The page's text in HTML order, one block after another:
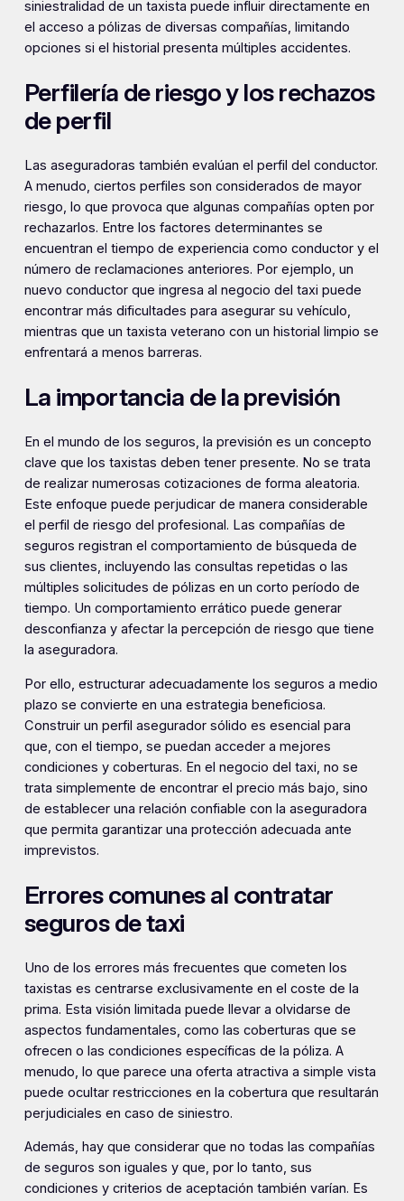
siniestralidad de un taxista puede influir directamente en
el acceso a pólizas de diversas compañías, limitando
opciones si el historial presenta múltiples accidentes.
Perfilería de riesgo y los rechazos
de perfil
Las aseguradoras también evalúan el perfil del conductor.
A menudo, ciertos perfiles son considerados de mayor
riesgo, lo que provoca que algunas compañías opten por
rechazarlos. Entre los factores determinantes se
encuentran el tiempo de experiencia como conductor y el
número de reclamaciones anteriores. Por ejemplo, un
nuevo conductor que ingresa al negocio del taxi puede
encontrar más dificultades para asegurar su vehículo,
mientras que un taxista veterano con un historial limpio se
enfrentará a menos barreras.
La importancia de la previsión
En el mundo de los seguros, la previsión es un concepto
clave que los taxistas deben tener presente. No se trata
de realizar numerosas cotizaciones de forma aleatoria.
Este enfoque puede perjudicar de manera considerable
el perfil de riesgo del profesional. Las compañías de
seguros registran el comportamiento de búsqueda de
sus clientes, incluyendo las consultas repetidas o las
múltiples solicitudes de pólizas en un corto período de
tiempo. Un comportamiento errático puede generar
desconfianza y afectar la percepción de riesgo que tiene
la aseguradora.
Por ello, estructurar adecuadamente los seguros a medio
plazo se convierte en una estrategia beneficiosa.
Construir un perfil asegurador sólido es esencial para
que, con el tiempo, se puedan acceder a mejores
condiciones y coberturas. En el negocio del taxi, no se
trata simplemente de encontrar el precio más bajo, sino
de establecer una relación confiable con la aseguradora
que permita garantizar una protección adecuada ante
imprevistos.
Errores comunes al contratar
seguros de taxi
Uno de los errores más frecuentes que cometen los
taxistas es centrarse exclusivamente en el coste de la
prima. Esta visión limitada puede llevar a olvidarse de
aspectos fundamentales, como las coberturas que se
ofrecen o las condiciones específicas de la póliza. A
menudo, lo que parece una oferta atractiva a simple vista
puede ocultar restricciones en la cobertura que resultarán
perjudiciales en caso de siniestro.
Además, hay que considerar que no todas las compañías
de seguros son iguales y que, por lo tanto, sus
condiciones y criterios de aceptación también varían. Es